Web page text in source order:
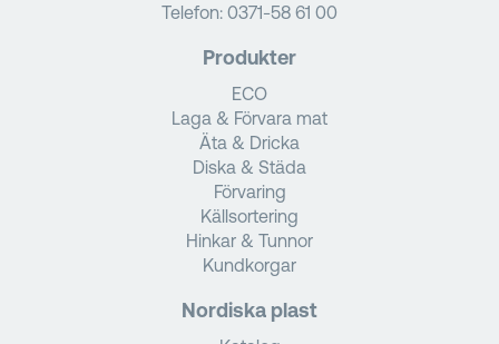
Telefon: 0371-58 61 00
Produkter
ECO
Laga & Förvara mat
Äta & Dricka
Diska & Städa
Förvaring
Källsortering
Hinkar & Tunnor
Kundkorgar
Nordiska plast